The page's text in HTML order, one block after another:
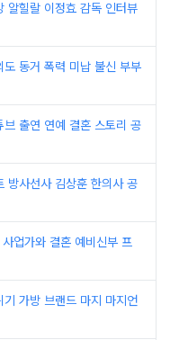
힐랄 이정효 감독 인터뷰
도 동거 폭력 미납 불신 부부
브 출연 연예 결혼 스토리 공
방사선사 김상훈 한의사 공
업가와 결혼 예비신부 프
가방 브랜드 마지 마지언